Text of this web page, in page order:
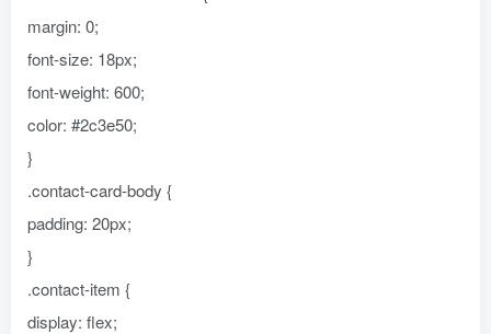
margin: 0;
font-size: 18px;
font-weight: 600;
color: #2c3e50;
}
.contact-card-body {
padding: 20px;
}
.contact-item {
display: flex;